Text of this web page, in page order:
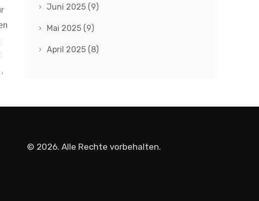
Juni 2025 (9)
Mai 2025 (9)
April 2025 (8)
© 2026. Alle Rechte vorbehalten.